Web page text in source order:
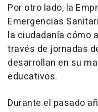
Por otro lado, la
Emergencias
la ciudadanía cómo
través de jornadas
desarrollan en su
educativos.
Durante el pasado